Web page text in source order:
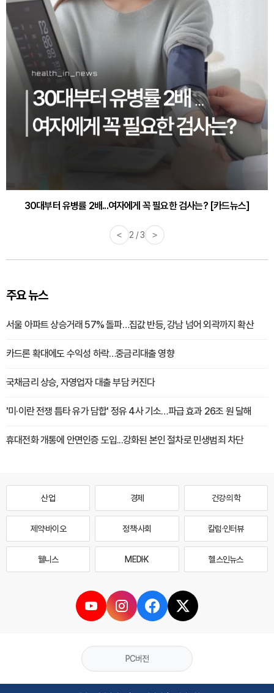
감기·독감 예방하고 면역력 높이는 4가지 영양제 [카드뉴스]
< 3 / 3 >
주요 뉴스
서울 아파트 상승거래 57% 돌파…집값 반등, 강남 넘어 외곽까지 확산
카드론 확대에도 수익성 하락…중금리대출 영향
국채금리 상승, 자영업자 대출 부담 커진다
'미·이란 전쟁 틈타 유가 담합' 정유 4사 기소…파급 효과 26조 원 달해
휴대전화 개통에 안면인증 도입...강화된 본인 절차로 민생범죄 차단
산업 경제 건강·의학
제약·바이오 정책·사회 칼럼·인터뷰
웰니스 MEDI·K 헬스인뉴스
PC버전